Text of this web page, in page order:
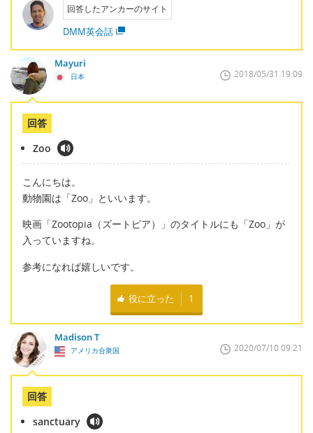
回答したアンカーのサイト
DMM英会話
Mayuri
日本 2018/05/31 19:09
回答
Zoo
こんにちは。
動物園は「Zoo」といいます。
映画「Zootopia（ズートピア）」のタイトルにも「Zoo」が
入っていますね。
参考になれば嬉しいです。
役に立った 1
Madison T
アメリカ合衆国 2020/07/10 09:21
回答
sanctuary